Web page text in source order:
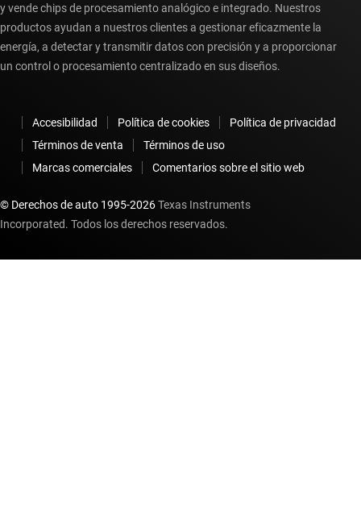
y vende chips de procesamiento analógico e integrado. Nuestros
productos ayudan a nuestros clientes a gestionar eficazmente la
energía, a detectar y transmitir datos con precisión y a proporcionar
un control o procesamiento centralizado en sus diseños.
Accesibilidad Política de cookies
Política de privacidad
Términos de venta
Términos de uso
Marcas comerciales
Comentarios sobre el sitio web
© Derechos de auto 1995-2026Texas Instruments
Incorporated. Todos los derechos reservados.